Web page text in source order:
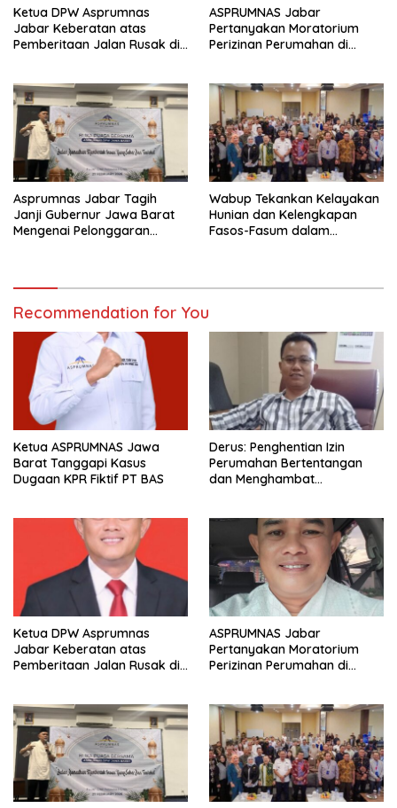
Ketua DPW Asprumnas
Jabar Keberatan atas
Pemberitaan Jalan Rusak di
ASPRUMNAS Jabar
Pertanyakan Moratorium
Perizinan Perumahan di
Asprumnas Jabar Tagih
Janji Gubernur Jawa Barat
Mengenai Pelonggaran
Wabup Tekankan Kelayakan
Hunian dan Kelengkapan
Fasos-Fasum dalam
Recommendation for You
Ketua ASPRUMNAS Jawa
Barat Tanggapi Kasus
Dugaan KPR Fiktif PT BAS
Derus: Penghentian Izin
Perumahan Bertentangan
dan Menghambat
Ketua DPW Asprumnas
Jabar Keberatan atas
Pemberitaan Jalan Rusak di
ASPRUMNAS Jabar
Pertanyakan Moratorium
Perizinan Perumahan di